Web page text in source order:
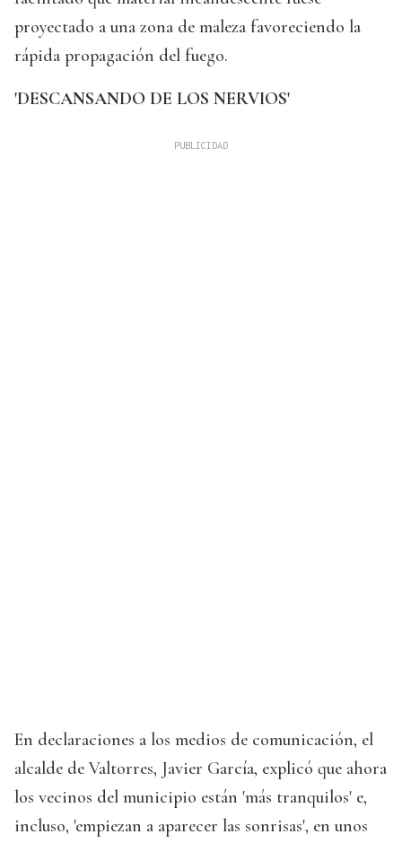
proyectado a una zona de maleza favoreciendo la
rápida propagación del fuego.
'DESCANSANDO DE LOS NERVIOS'
En declaraciones a los medios de comunicación, el
alcalde de Valtorres, Javier García, explicó que ahora
los vecinos del municipio están 'más tranquilos' e,
incluso, 'empiezan a aparecer las sonrisas', en unos